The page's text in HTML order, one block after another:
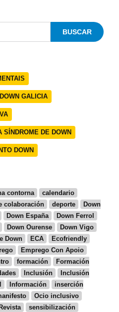
GALICIA
SÍNDROME DE DOWN
DOWN
contorna
calendario
colaboración deporte
Down
Down España
Down Ferrol
Down Ourense
Down Vigo
Down
ECA
Ecofriendly
Emprego Con Apoio
formación
Formación
Inclusión
Inclusión
Información
inserción
Ocio inclusivo
Revista
sensibilización